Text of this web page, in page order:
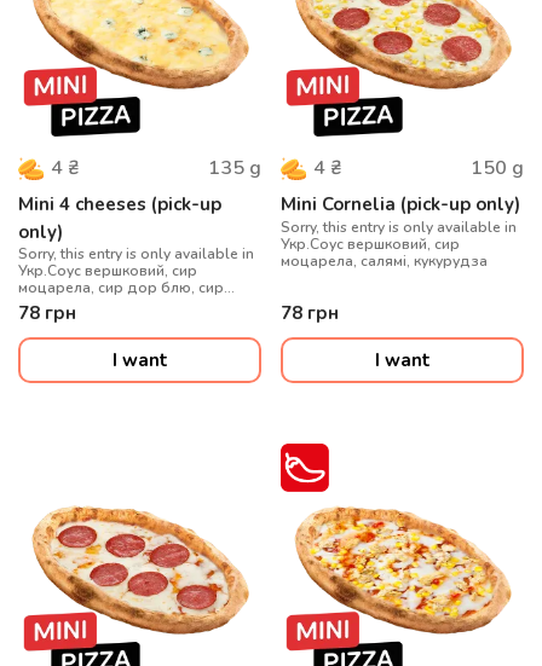
4 ₴ 135 g
Mini 4 cheeses (pick-up
only)
Sorry, this entry is only available in
Укр.Cоус вершковий, сир
моцарела, сир дор блю, сир
королівський, сир пармезан
78 грн
I want
4 ₴ 150 g
Mini Cornelia (pick-up only)
Sorry, this entry is only available in
Укр.Соус вершковий, сир
моцарела, салямі, кукурудза
78 грн
I want